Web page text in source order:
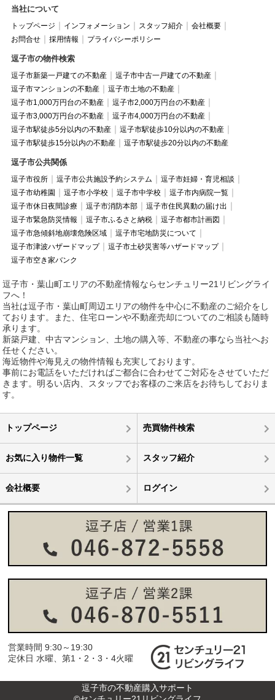
当社について
トップページ インフォメーション スタッフ紹介
会社概要
お問合せ
採用情報 プライバシーポリシー
逗子市の物件検索
逗子市新築一戸建ての不動産
逗子市中古一戸建ての不動産
逗子市マンションの不動産
逗子市土地の不動産
逗子市1,000万円台の不動産
逗子市2,000万円台の不動産
逗子市3,000万円台の不動産
逗子市4,000万円台の不動産
逗子市駅徒歩5分以内の不動産
逗子市駅徒歩10分以内の不動産
逗子市駅徒歩15分以内の不動産
逗子市駅徒歩20分以内の不動産
逗子市公共関係
逗子市役所 逗子市公共施設予約システム
逗子市妊婦・育児相談
逗子市幼稚園
逗子市小学校 逗子市中学校
逗子市内病院一覧
逗子市休日夜間診療
逗子市消防本部
逗子市住民異動の届け出
逗子市緊急防災情報
逗子市ふるさと納税
逗子市都市計画図
逗子市急傾斜地崩壊危険区域
逗子市宅地防災について
逗子市津波ハザードマップ
逗子市土砂災害等ハザードマップ
逗子市空き家バンク
逗子市・葉山町エリアの不動産情報ならセンチュリー21リビングライ
フへ！
当社は逗子市・葉山町周辺エリアの物件を中心に不動産のご紹介をし
ております。また、住宅ローンや不動産売却についてのご相談も随時
承ります。
新築戸建、中古マンション、土地の購入等、不動産の事なら当社へお
任せください。
海近物件や海見えの物件情報も充実しております。
事前にお電話をいただければご都合に合わせてご対応をさせていただ
きます。明るい店内、スタッフでお客様のご来店をお待ちしておりま
す。
トップページ 売買物件検索
お気に入り物件一覧 スタッフ紹介
会社概要 ログイン
営業時間 9:30～19:30
定休日 水曜、第1・2・3・4火曜
逗子市の不動産購入サポート